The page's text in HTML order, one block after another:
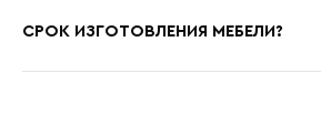
СРОК ИЗГОТОВЛЕНИЯ МЕБЕЛИ?